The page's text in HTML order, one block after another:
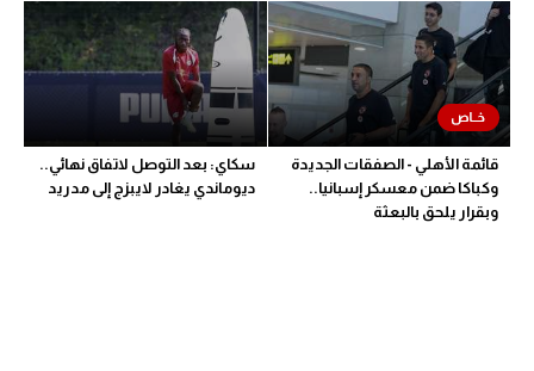
قائمة الأهلي - الصفقات الجديدة
وكباكا ضمن معسكر إسبانيا..
وبقرار يلحق بالبعثة
سكاي: بعد التوصل لاتفاق نهائي..
ديوماندي يغادر لايبزج إلى مدريد